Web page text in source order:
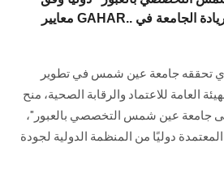
معايير GAHAR.. خطوة استراتيجية ترسخ ريادة الجامعة في
تحققه جامعة عين شمس في تطوير
العامة للاعتماد والرقابة الصحية، منح
جامعة عين شمس التخصصي بالعبور"،
وذلك وفقًا لمعايير GAHAR المعتمدة دوليًا من المنظمة الدولية لجودة